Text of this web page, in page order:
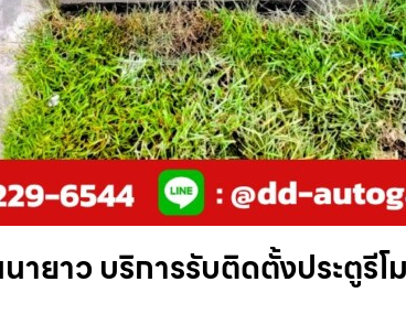
ายาว บริการรับติดตั้งประตูรี